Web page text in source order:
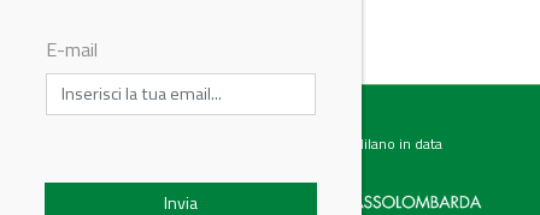
Testata giornalistica registrata presso il Tribunale di Milano in data
E-mail